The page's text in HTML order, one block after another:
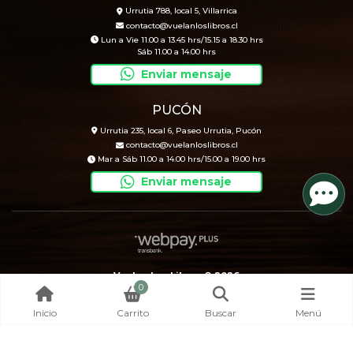
Urrutia 788, local 5, Villarrica
contacto@vuelanloslibros.cl
Lun a Vie 11.00 a 13.45 hrs/15.15 a 18.30 hrs
Sáb 11.00 a 14.00 hrs
Enviar mensaje
PUCÓN
Urrutia 235, local 6, Paseo Urrutia, Pucón
contacto@vuelanloslibros.cl
Mar a Sáb 11.00 a 14.00 hrs/15.00 a 19.00 hrs
Enviar mensaje
Vuelan Los Libros © 2026
Creado por
Bsale
Inicio
0
Carrito Buscar Menú